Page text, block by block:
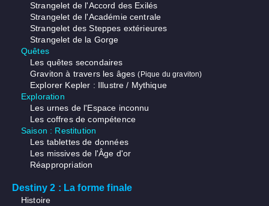
Strangelet de l'Accord des Exilés
Strangelet de l'Académie centrale
Strangelet des Steppes extérieures
Strangelet de la Gorge
Quêtes
Les quêtes secondaires
Graviton à travers les âges(Pique du graviton)
Explorer Kepler : Illustre / Mythique
Exploration
Les urnes de l'Espace inconnu
Les coffres de compétence
Saison : Restitution
Les tablettes de données
Les missives de l'Âge d'or
Réappropriation
Destiny 2 : La forme finale
Histoire